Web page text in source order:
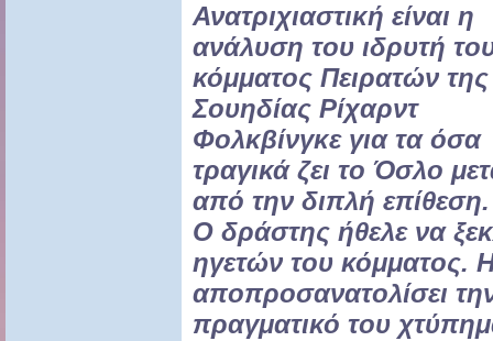
Ανατριχιαστική είναι η
ανάλυση του ιδρυτή
κόμματος Πειρατών της
Σουηδίας Ρίχαρντ
Φολκβίνγκε για τα όσα
τραγικά ζει το Όσλο
από την διπλή επίθεση.
Ο δράστης ήθελε να
ηγετών του κόμματος.
αποπροσανατολίσει
πραγματικό του